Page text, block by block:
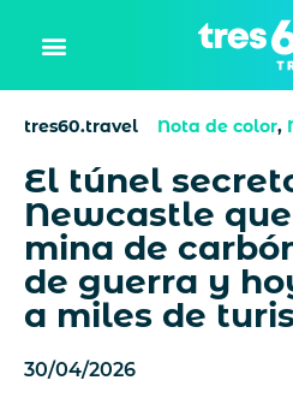
tres60.travel Nota de color,
El túnel
Newcastle
mina de
de guerra y
a miles de
30/04/2026